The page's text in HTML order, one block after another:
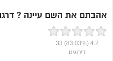
אהבתם את השם עיינה ?
4.2
(83.03%)
33
דירוגים